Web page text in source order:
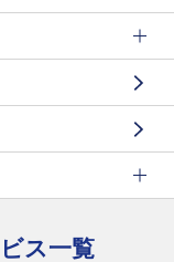
ス一覧